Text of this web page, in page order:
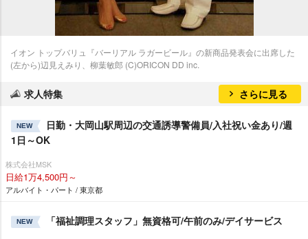
イオン トップバリュ『バーリアル ラガービール』の新商品発表会に出席した
(左から)辺見えみり、柳葉敏郎 (C)ORICON DD inc.
求人特集 さらに見る
NEW
日勤・大岡山駅周辺の交通誘導警備員/入社祝い金あり/週
1日～OK
株式会社MSK
日給1万4,500円～
アルバイト・パート / 東京都
NEW 「福祉調理スタッフ」無資格可/午前のみ/デイサービス